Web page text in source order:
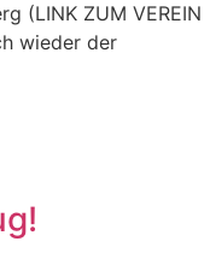
(LINK ZUM VEREIN
wieder der